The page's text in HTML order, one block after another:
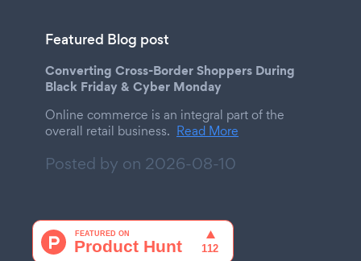
Featured Blog post
Converting Cross-Border Shoppers During
Black Friday & Cyber Monday
Online commerce is an integral part of the
overall retail business. Read More
Posted by on 2026-08-10